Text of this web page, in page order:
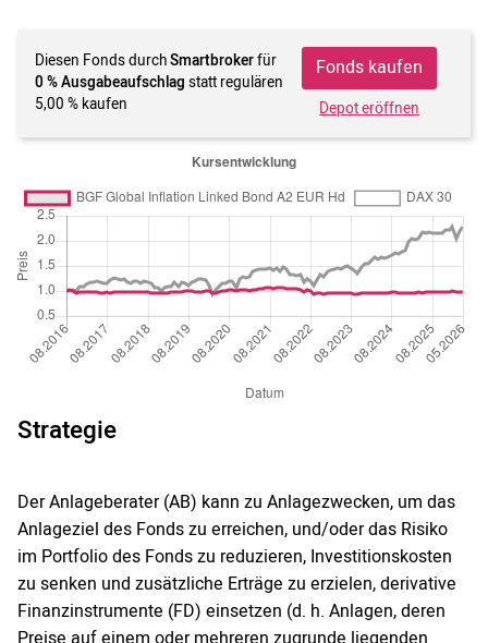
Diesen Fonds durchSmartbrokerfür
0 % Ausgabeaufschlag statt regulären
5,00 % kaufen
Fonds kaufen
Depot eröffnen
Strategie
Der Anlageberater (AB) kann zu Anlagezwecken, um das
Anlageziel des Fonds zu erreichen, und/oder das Risiko
im Portfolio des Fonds zu reduzieren, Investitionskosten
zu senken und zusätzliche Erträge zu erzielen, derivative
Finanzinstrumente (FD) einsetzen (d. h. Anlagen, deren